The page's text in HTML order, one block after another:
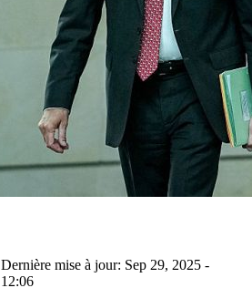
Dernière mise à jour: Sep 29, 2025 -
12:06